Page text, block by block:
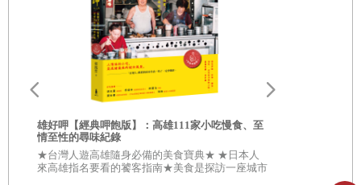
雄好呷【經典呷飽版】：高雄111家小吃慢食、至
情至性的尋味紀錄
★台灣人遊高雄隨身必備的美食寶典★ ★日本人
來高雄指名要看的饕客指南★美食是探訪一座城市